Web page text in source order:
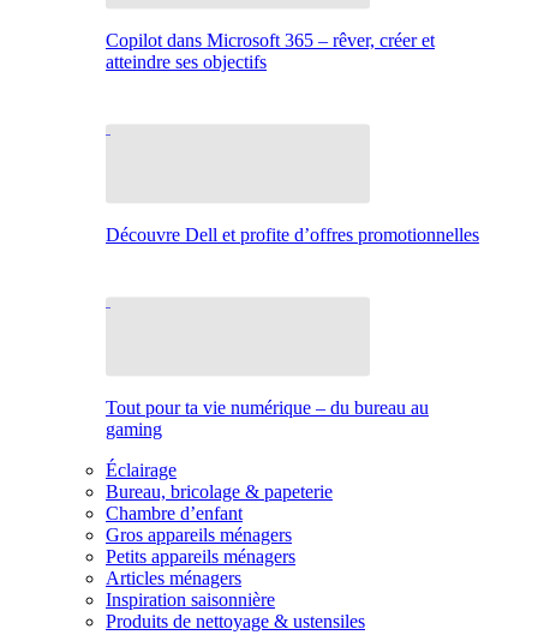
Copilot dans Microsoft 365 – rêver, créer et
atteindre ses objectifs
Découvre Dell et profite d’offres promotionnelles
Tout pour ta vie numérique – du bureau au
gaming
Éclairage
Bureau, bricolage & papeterie
Chambre d’enfant
Gros appareils ménagers
Petits appareils ménagers
Articles ménagers
Inspiration saisonnière
Produits de nettoyage & ustensiles